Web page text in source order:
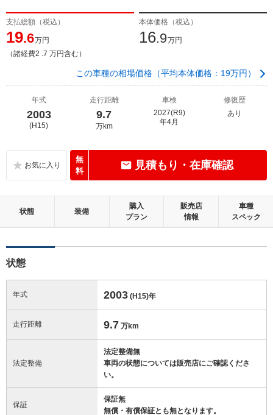
支払総額（税込）
19.6万円
（諸経費2 .7 万円含む）
本体価格（税込）
16.9万円
この車種の相場価格（平均本体価格：19万円）
年式
2003
(H15)
走行距離
9.7
万km
車検
2027(R9)
年4月
修復歴
あり
無
料
見積もり・在庫確認
状態 装備
購入
プラン
販売店
情報
車種
スペック
状態
年式 2003 (H15)年
走行距離 9.7 万km
法定整備
法定整備無
車両の状態については販売店にご確認くださ
い。
保証
保証無
無償・有償保証とも無となります。